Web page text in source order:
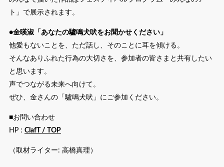
ト」で展示されます。
●金暎淑「あなたの驢鳴犬吠をお聞かせください」
他愛もないことを、ただ話し、そのことに耳を傾ける。
そんなありふれた行為の大切さを、参加者の皆さまと共有したい
と思います。
声でつながる未来へ向けて。
ぜひ、金さんの「驢鳴犬吠」にご参加ください。
■お問い合わせ
HP : ClafT / TOP
（取材ライター: 高橋真理）